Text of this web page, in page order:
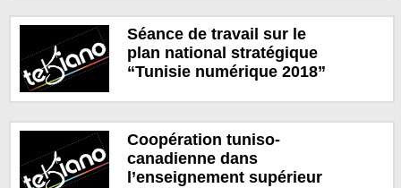
Séance de travail sur le
plan national stratégique
“Tunisie numérique 2018”
Coopération tuniso-
canadienne dans
l’enseignement supérieur